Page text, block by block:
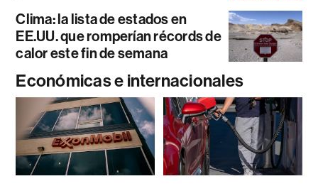
Clima: la lista de estados en
EE.UU. que romperían récords de
calor este fin de semana
Económicas e internacionales